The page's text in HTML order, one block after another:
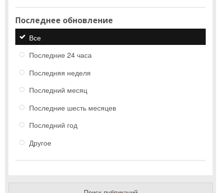
Последнее обновление
Все
Последние 24 часа
Последняя неделя
Последний месяц
Последние шесть месяцев
Последний год
Другое